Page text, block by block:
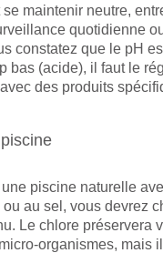
maintenir neutre,
quotidienne
constatez que le pH
bas (acide), il faut le
avec des produits
une piscine naturelle
au sel, vous devrez
Le chlore préservera
organismes, mais